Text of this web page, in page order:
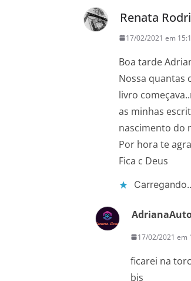
Renata
17/02/2021 em
Boa tarde
Nossa quantas
livro
as minhas
nascimento do
Por hora te
Fica c Deus
Adriana
17/02/2021 em
ficarei na
bjs